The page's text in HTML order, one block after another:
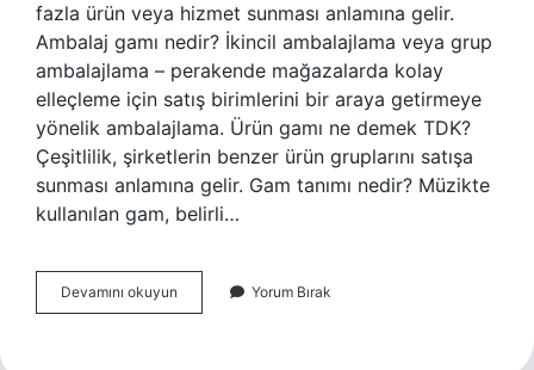
fazla ürün veya hizmet sunması anlamına gelir.
Ambalaj gamı nedir? İkincil ambalajlama veya grup
ambalajlama – perakende mağazalarda kolay
elleçleme için satış birimlerini bir araya getirmeye
yönelik ambalajlama. Ürün gamı ne demek TDK?
Çeşitlilik, şirketlerin benzer ürün gruplarını satışa
sunması anlamına gelir. Gam tanımı nedir? Müzikte
kullanılan gam, belirli…
Devamını okuyun
Gam
Yorum Bırak